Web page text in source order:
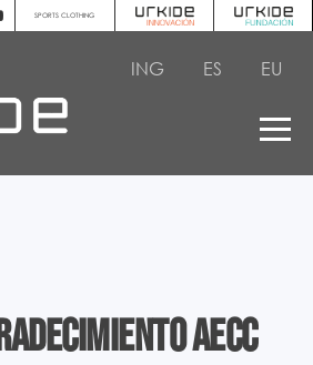
SPORTS CLOTHING
ING ES EU
AECC